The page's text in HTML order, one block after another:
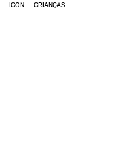
ICON CRIANÇAS